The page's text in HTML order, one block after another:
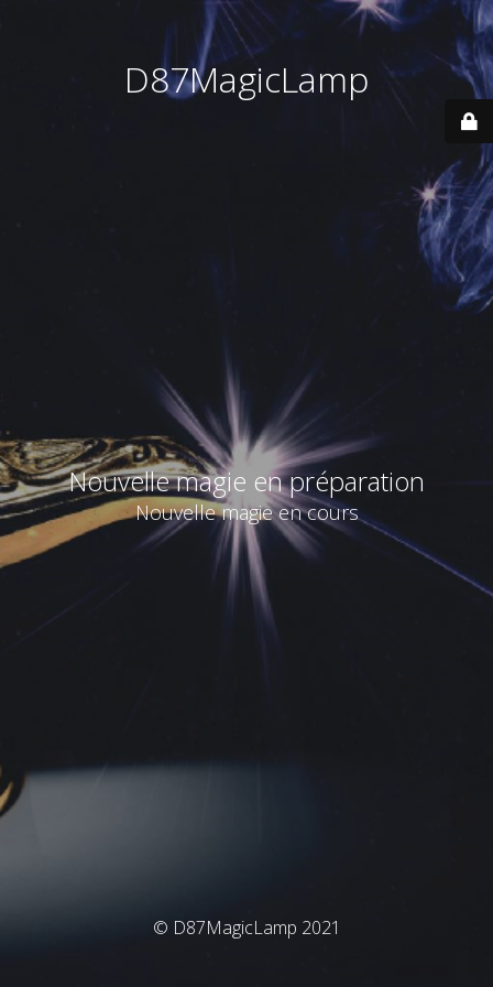
D87MagicLamp
Nouvelle magie en préparation
Nouvelle magie en cours
© D87MagicLamp 2021